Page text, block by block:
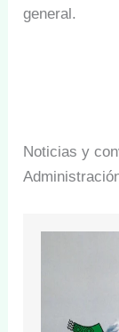
general.
Noticias y